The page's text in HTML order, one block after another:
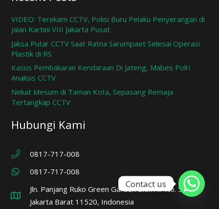
VIDEO: Terekam CCTV, Polisi Buru Pelaku Penyerangan di
Jalan Kartini VIII Jakarta Pusat
Jaksa Putar CCTV Saat Ratna Sarumpaet Selesai Operasi
Plastik di RS
Kasus Pembakaran Kendaraan Di Jateng, Mabes Polri
Analisis CCTV
Nekat Mesum di Taman Kota, Sepasang Remaja
Tertangkap CCTV
Hubungi Kami
0817-717-008
0817-717-008
Jln. Panjang Ruko Green Garden Blok A7 No. 57,
Jakarta Barat 11520, Indonesia
Contact us